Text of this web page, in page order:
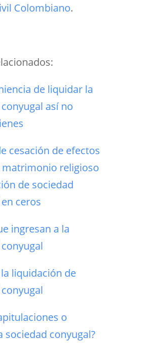
Colombiano.
de liquidar la
así no
cesación de efectos
matrimonio religioso
de sociedad
ceros
ingresan a la
liquidación de
o
sociedad conyugal?